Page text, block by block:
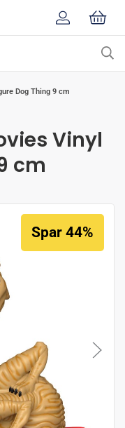
Dog Thing 9 cm
Vinyl
cm
Spar 44%